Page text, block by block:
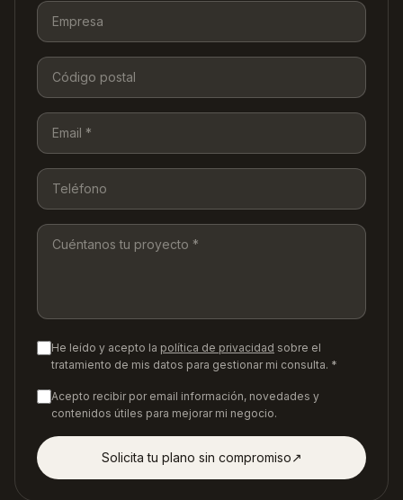
He leído y acepto la política de privacidad sobre el
tratamiento de mis datos para gestionar mi consulta. *
Acepto recibir por email información, novedades y
contenidos útiles para mejorar mi negocio.
Solicita tu plano sin compromiso↗︎